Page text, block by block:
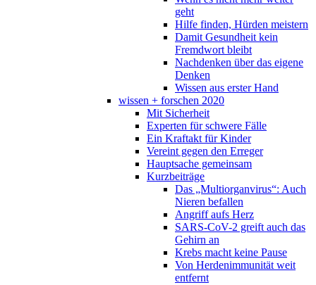
geht
Hilfe finden, Hürden meistern
Damit Gesundheit kein
Fremdwort bleibt
Nachdenken über das eigene
Denken
Wissen aus erster Hand
wissen + forschen 2020
Mit Sicherheit
Experten für schwere Fälle
Ein Kraftakt für Kinder
Vereint gegen den Erreger
Hauptsache gemeinsam
Kurzbeiträge
Das „Multiorganvirus“: Auch
Nieren befallen
Angriff aufs Herz
SARS-CoV-2 greift auch das
Gehirn an
Krebs macht keine Pause
Von Herdenimmunität weit
entfernt